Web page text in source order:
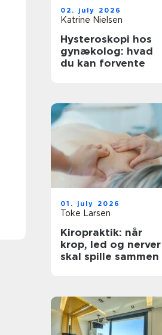
02. july 2026
Katrine Nielsen
Hysteroskopi hos
gynækolog: hvad
du kan forvente
01. july 2026
Toke Larsen
Kiropraktik: når
krop, led og nerver
skal spille sammen